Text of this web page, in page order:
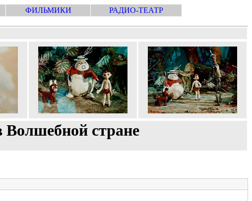
ФИЛЬМИКИ РАДИО-ТЕАТР
Волшебной стране